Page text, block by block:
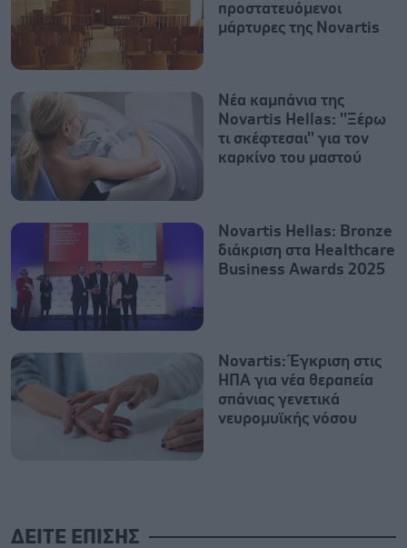
προστατευόμενοι
μάρτυρες της Novartis
Νέα καμπάνια της
Novartis Hellas: ''Ξέρω
τι σκέφτεσαι'' για τον
καρκίνο του μαστού
Novartis Hellas: Bronze
διάκριση στα Healthcare
Business Awards 2025
Novartis: Έγκριση στις
ΗΠΑ για νέα θεραπεία
σπάνιας γενετικά
νευρομυϊκής νόσου
ΔΕΙΤΕ ΕΠΙΣΗΣ